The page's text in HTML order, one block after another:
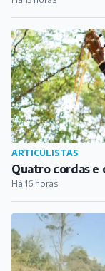
ARTICULISTAS
Quatro cordas e
Há 16 horas